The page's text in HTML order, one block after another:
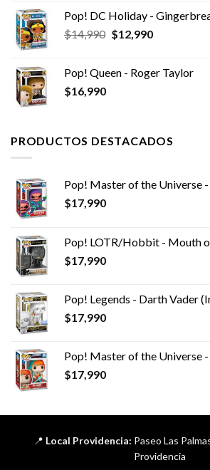
Pop! DC Holiday -
$14,990 El
era:
$12,990El
es:
Pop! Queen - Roger Taylor
$16,990
PRODUCTOS DESTACADOS
Pop! Master of the Universe
$17,990
Pop! LOTR/Hobbit - Mouth
$17,990
Pop! Legends - Darth Vader
$17,990
Pop! Master of the Universe
$17,990
📍 Local Providencia: Paseo Las
Providencia